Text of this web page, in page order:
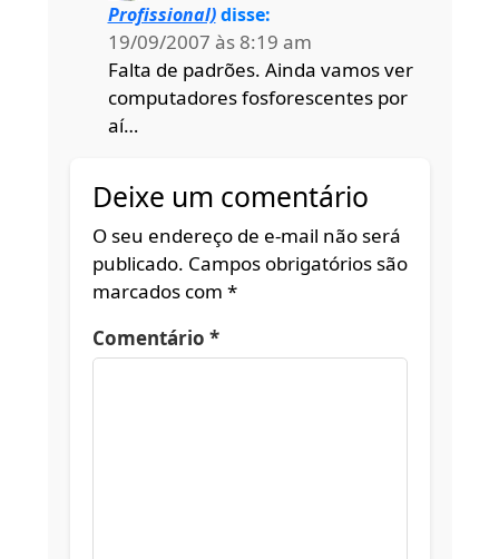
Profissional) disse:
19/09/2007 às 8:19 am
Falta de padrões. Ainda vamos ver
computadores fosforescentes por
aí…
Deixe um comentário
O seu endereço de e-mail não será
publicado. Campos obrigatórios são
marcados com *
Comentário *